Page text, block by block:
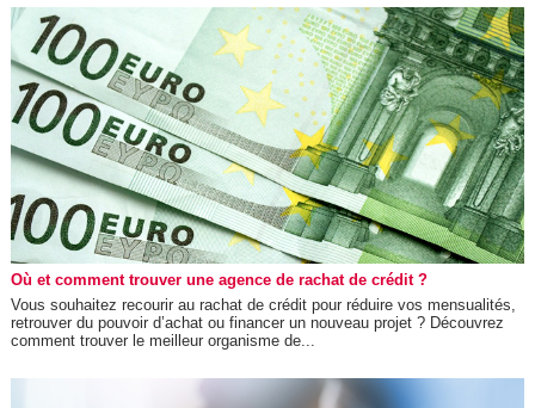
Où et comment trouver une agence de rachat de crédit ?
Vous souhaitez recourir au rachat de crédit pour réduire vos mensualités,
retrouver du pouvoir d’achat ou financer un nouveau projet ? Découvrez
comment trouver le meilleur organisme de...